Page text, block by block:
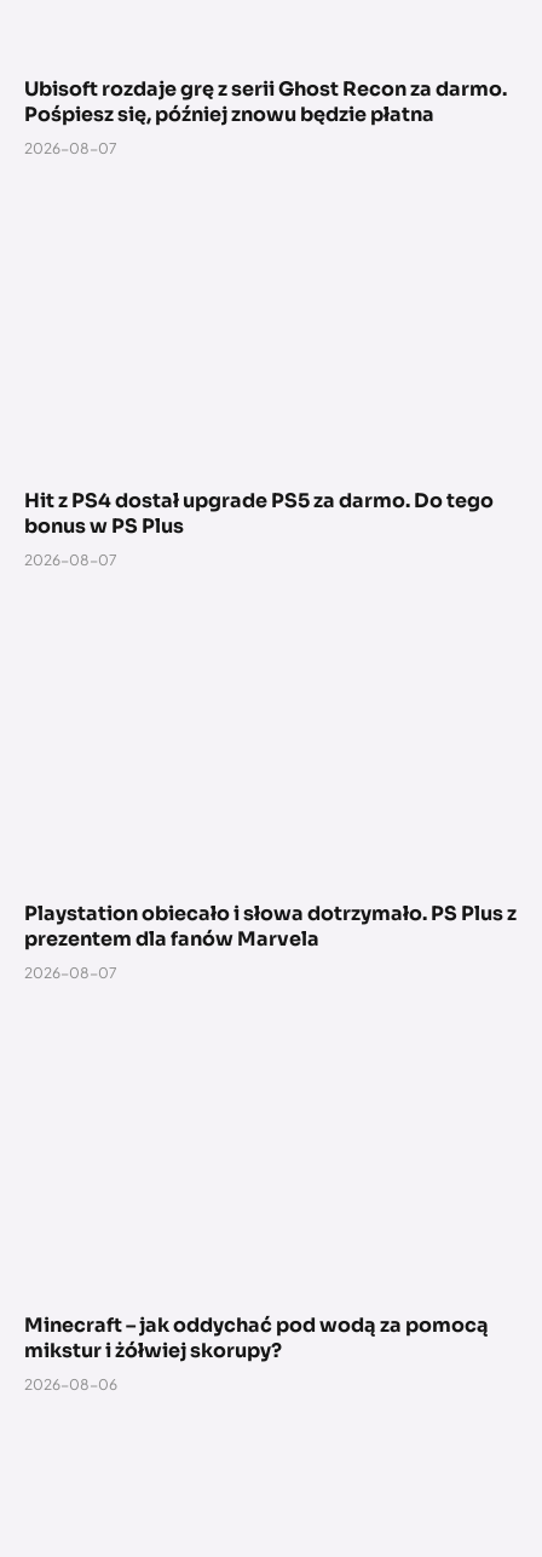
Ubisoft rozdaje grę z serii Ghost Recon za darmo.
Pośpiesz się, później znowu będzie płatna
2026-08-07
Hit z PS4 dostał upgrade PS5 za darmo. Do tego
bonus w PS Plus
2026-08-07
Playstation obiecało i słowa dotrzymało. PS Plus z
prezentem dla fanów Marvela
2026-08-07
Minecraft – jak oddychać pod wodą za pomocą
mikstur i żółwiej skorupy?
2026-08-06